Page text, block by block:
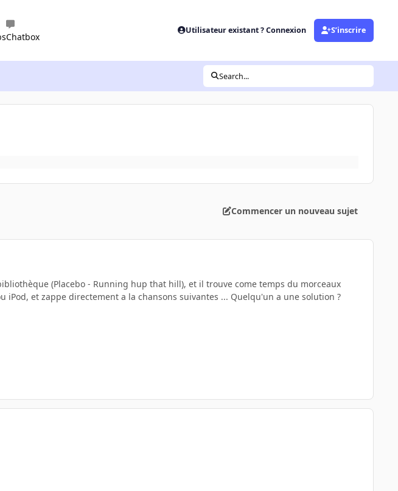
Chatbox
Utilisateur existant ? Connexion S’inscrire
Search...
Commencer un nouveau sujet
(Placebo - Running hup that hill), et il trouve come temps du morceaux
et zappe directement a la chansons suivantes ... Quelqu'un a une solution ?